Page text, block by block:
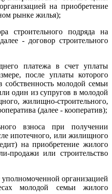
на приобретение
рынке жилья);
строительного подряда на
- договор строительного
платежа в счет уплаты
после уплаты которого
молодой семьи
один из супругов в молодой
жилищно-строительного,
(далее - кооператив);
взноса при получении
ипотечного, или жилищного
на приобретение жилого
продажи или строительство
организацией
молодой семьи жилого